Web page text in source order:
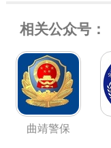
相关公众号：
曲靖警保